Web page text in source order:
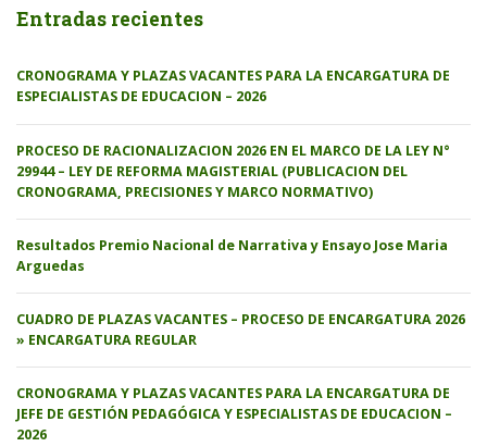
Entradas recientes
CRONOGRAMA Y PLAZAS VACANTES PARA LA ENCARGATURA DE
ESPECIALISTAS DE EDUCACION – 2026
PROCESO DE RACIONALIZACION 2026 EN EL MARCO DE LA LEY N°
29944 – LEY DE REFORMA MAGISTERIAL (PUBLICACION DEL
CRONOGRAMA, PRECISIONES Y MARCO NORMATIVO)
Resultados Premio Nacional de Narrativa y Ensayo Jose Maria
Arguedas
CUADRO DE PLAZAS VACANTES – PROCESO DE ENCARGATURA 2026
» ENCARGATURA REGULAR
CRONOGRAMA Y PLAZAS VACANTES PARA LA ENCARGATURA DE
JEFE DE GESTIÓN PEDAGÓGICA Y ESPECIALISTAS DE EDUCACION –
2026